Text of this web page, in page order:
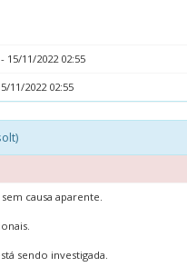
15/11/2022 02:55
11/2022 02:55
causa aparente.
sendo investigada.